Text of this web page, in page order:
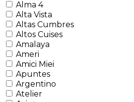
Alma 4
Alta Vista
Altas Cumbres
Altos Cuises
Amalaya
Ameri
Amici Miei
Apuntes
Argentino
Atelier